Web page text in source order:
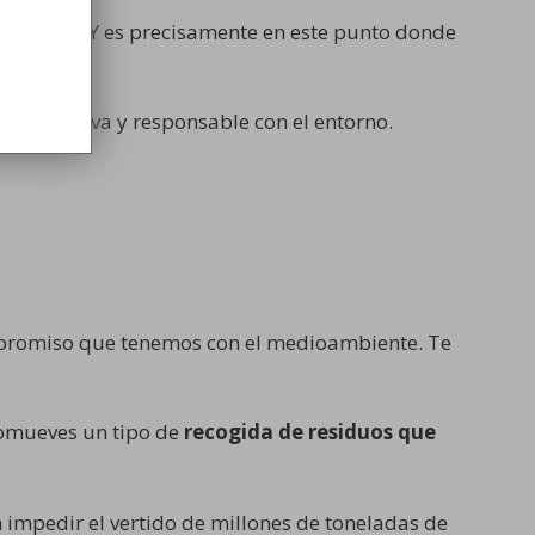
Y es precisamente en este punto donde
selectiva y responsable con el entorno.
que tenemos con el medioambiente. Te
un tipo de recogida de residuos que
el vertido de millones de toneladas de